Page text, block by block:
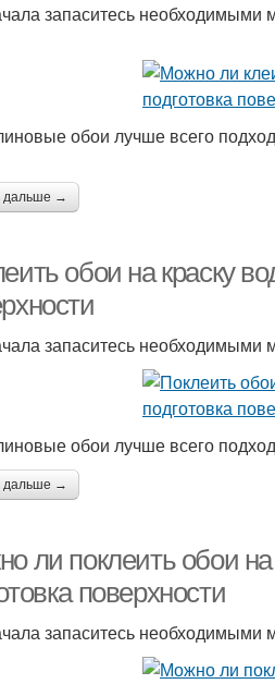
запаситесь необходимыми
обои лучше всего
дальше →
обои на краску
запаситесь необходимыми
обои лучше всего
дальше →
ли поклеить обои
поверхности
запаситесь необходимыми